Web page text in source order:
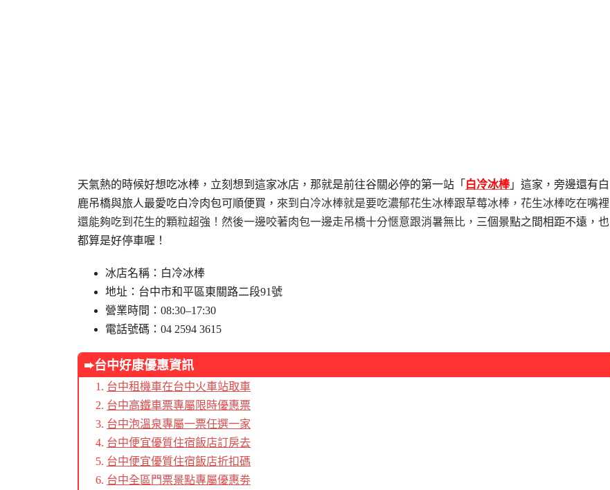
天氣熱的時候好想吃冰棒，立刻想到這家冰店，那就是前往谷關必停的第一站「 白冷冰棒」這家，旁邊還有白
鹿吊橋與旅人最愛吃白冷肉包可順便買， 來到白冷冰棒就是要吃濃郁花生冰棒跟草莓冰棒， 花生冰棒吃在嘴裡
還能夠吃到花生的顆粒超強！ 然後一邊咬著肉包一邊走吊橋十分愜意跟消暑無比， 三個景點之間相距不遠，也
都算是好停車喔！
冰店名稱：白冷冰棒
地址：台中市和平區東關路二段91號
營業時間：08:30–17:30
電話號碼：04 2594 3615
➨台中好康優惠資訊
台中租機車在台中火車站取車
台中高鐵車票專屬限時優惠票
台中泡溫泉專屬一票任選一家
台中便宜優質住宿飯店訂房去
台中便宜優質住宿飯店折扣碼
台中全區門票景點專屬優惠劵